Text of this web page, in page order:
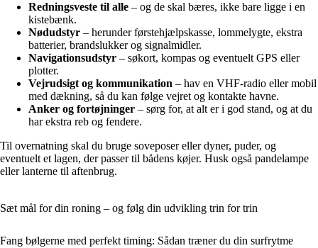
Redningsveste til alle – og de skal bæres, ikke bare ligge i en
kistebænk.
Nødudstyr – herunder førstehjælpskasse, lommelygte, ekstra
batterier, brandslukker og signalmidler.
Navigationsudstyr – søkort, kompas og eventuelt GPS eller
plotter.
Vejrudsigt og kommunikation – hav en VHF-radio eller mobil
med dækning, så du kan følge vejret og kontakte havne.
Anker og fortøjninger – sørg for, at alt er i god stand, og at du
har ekstra reb og fendere.
Til overnatning skal du bruge soveposer eller dyner, puder, og
eventuelt et lagen, der passer til bådens køjer. Husk også pandelampe
eller lanterne til aftenbrug.
Sæt mål for din roning – og følg din udvikling trin for trin
Fang bølgerne med perfekt timing: Sådan træner du din surfrytme